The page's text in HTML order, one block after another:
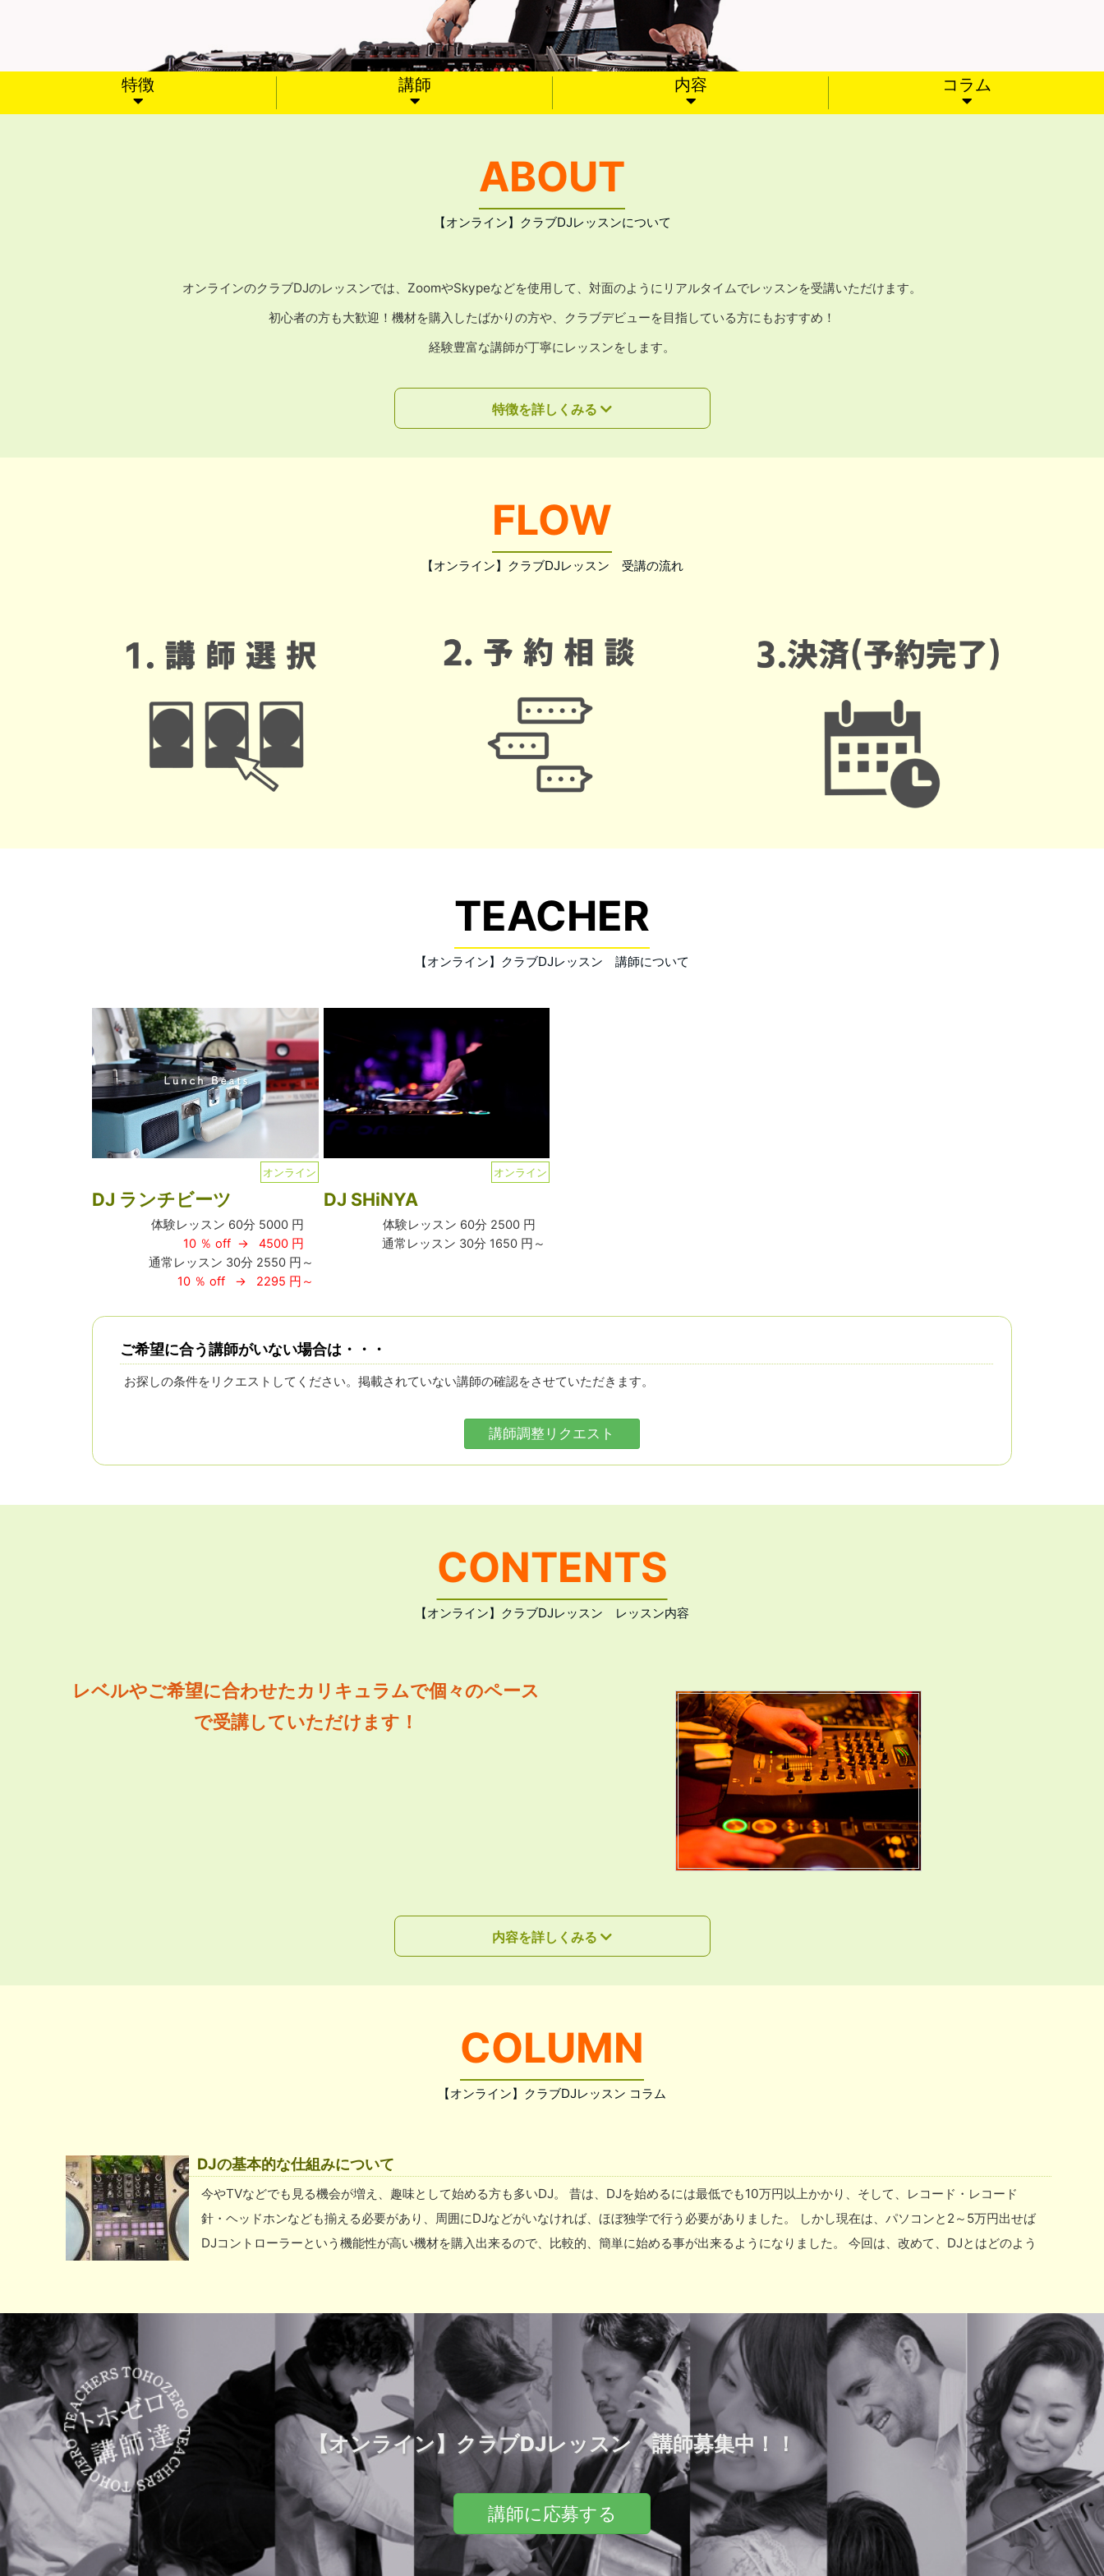
特徴 講師 内容 コラム
【オンライン】クラブDJレッスンについて
ABOUT
オンラインのクラブDJのレッスンでは、ZoomやSkypeなどを使用して、対面のようにリアルタイムでレッスンを受講いただけます。
初心者の方も大歓迎！機材を購入したばかりの方や、クラブデビューを目指している方にもおすすめ！
経験豊富な講師が丁寧にレッスンをします。
特徴を詳しくみる
【オンライン】クラブDJレッスン 受講の流れ
FLOW
【オンライン】クラブDJレッスン 講師について
TEACHER
オンライン
DJ ランチビーツ
体験レッスン 60分 5000 円
10 ％ off → 4500 円
通常レッスン 30分 2550 円～
10 ％ off → 2295 円～
オンライン
DJ SHiNYA
体験レッスン 60分 2500 円
通常レッスン 30分 1650 円～
ご希望に合う講師がいない場合は・・・
お探しの条件をリクエストしてください。掲載されていない講師の確認をさせていただきます。
講師調整リクエスト
【オンライン】クラブDJレッスン レッスン内容
CONTENTS
レベルやご希望に合わせたカリキュラムで個々のペース
で受講していただけます！
内容を詳しくみる
【オンライン】クラブDJレッスン コラム
COLUMN
DJの基本的な仕組みについて
今やTVなどでも見る機会が増え、趣味として始める方も多いDJ。 昔は、DJを始めるには最低でも10万円以上かかり、そして、レコード・レコード
針・ヘッドホンなども揃える必要があり、周囲にDJなどがいなければ、ほぼ独学で行う必要がありました。 しかし現在は、パソコンと2～5万円出せば
DJコントローラーという機能性が高い機材を購入出来るので、比較的、簡単に始める事が出来るようになりました。 今回は、改めて、DJとはどのよう
フェクトといった左右のターンテーブルの司令塔になります。 フェーダーについて 一番下に付いている左右に動く「フェーダー」を動かすことで、右
のターンテーブルから、左のターンテーブルから、または両方から音を出すのかを調整します。 ・右いっぱいにフェーダーを切ると → 右だけ音が出ま
す。 ・左いっぱいにフェーダーを切ると → 左だけ音が出ます。 ・真ん中（どちらにもフェーダーが切れていない） → 左右両方の音が出ます。 その他
の調整について 上の方に付いている「ツマミ」はそれぞれ、高音、中音、低音の調整が可能です。 最近のミキサーには、filter というエフェクトも付
いている事があり、楽曲をミックスする際に使用します。 定番の使い方では、次に繋ぐ楽曲A、現在流れている楽曲Bがあるとすると、Aの低音をカッ
トし、音量を調整しながらBの低音とAの低音を入れ替えるという方法です。 楽曲にもそれぞれ特徴があるので、使い分けてミックスする事で違和感な
く繋ぐ事が可能となります。 スクラッチとは？ DJといえば、誰もが知っている代名詞の一つでもある「スクラッチ」。 例えば、左側のターンテーブ
ルは楽曲を流し、右側のターンテーブルを手で触れて、早く前に再生させたり、逆に遅くしたりし、フェーダーを左側 → 両側 → 左側 と素早く右側の
ターンテーブルから出ている音をカットする事でスクラッチ音を出すことが出来ます。 このスクラッチにはさまざまな技があり、 有名どころでは、ベ
イビースクラッチ、クラブスクラッチ 続きを読む…
【オンライン】クラブDJレッスン 講師募集中！！
講師に応募する